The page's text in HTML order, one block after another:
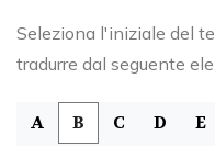
Seleziona l'iniziale del
tradurre dal seguente
A B C D E